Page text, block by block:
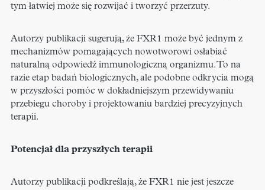
tym łatwiej może się rozwijać i tworzyć przerzuty.
Autorzy publikacji sugerują, że FXR1 może być jednym z
mechanizmów pomagających nowotworowi osłabiać
naturalną odpowiedź immunologiczną organizmu. To na
razie etap badań biologicznych, ale podobne odkrycia mogą
w przyszłości pomóc w dokładniejszym przewidywaniu
przebiegu choroby i projektowaniu bardziej precyzyjnych
terapii.
Potencjał dla przyszłych terapii
Autorzy publikacji podkreślają, że FXR1 nie jest jeszcze